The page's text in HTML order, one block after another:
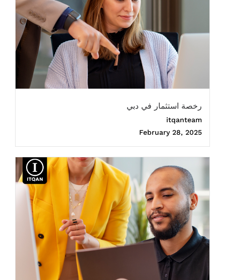
رخصة استثمار في دبي
itqanteam
February 28, 2025